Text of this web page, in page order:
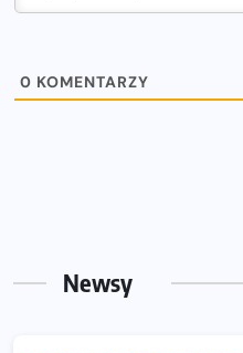
0 KOMENTARZY
Newsy